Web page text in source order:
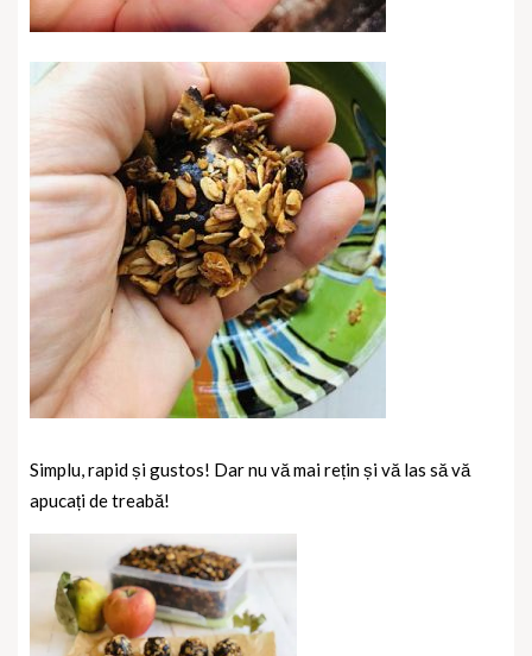
Simplu, rapid și gustos! Dar nu vă mai rețin și vă las să vă
apucați de treabă!